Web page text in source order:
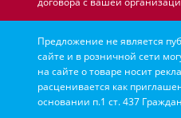
Предложение не является
сайте и в розничной сети
на сайте о товаре носит
расценивается как
основании п.1 ст. 437